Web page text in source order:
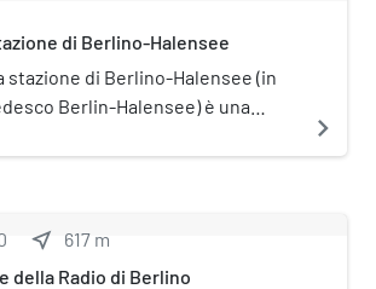
(Denkmalschutz).
di Berlino-Halensee
stazione di Berlino-Halensee (in
Berlin-Halensee) è una
quartiere.
navigate_next
near_me 617 m
della Radio di Berlino